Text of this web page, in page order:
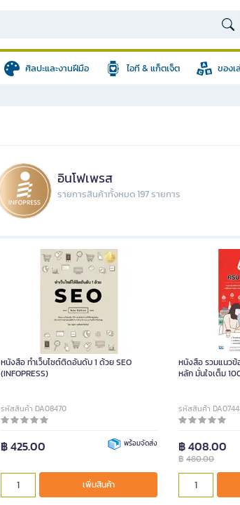
ศิลปะและงานฝีมือ ไอที & แก็ตเจ็ต ของ
อินโฟเพรส
รายการสินค้าทั้งหมด 197 รายการ
หนังสือ ทำเว็บไซต์ติดอันดับ 1 ด้วย SEO
(INFOPRESS)
รหัสสินค้า DA08470
฿ 425.00 พร้อมจัดส่ง
เพิ่มสินค้า
หนังสือ รวมแนวข้
หลัก มั่นใจเต็ม
รหัสสินค้า
฿ 408.00
฿480.00